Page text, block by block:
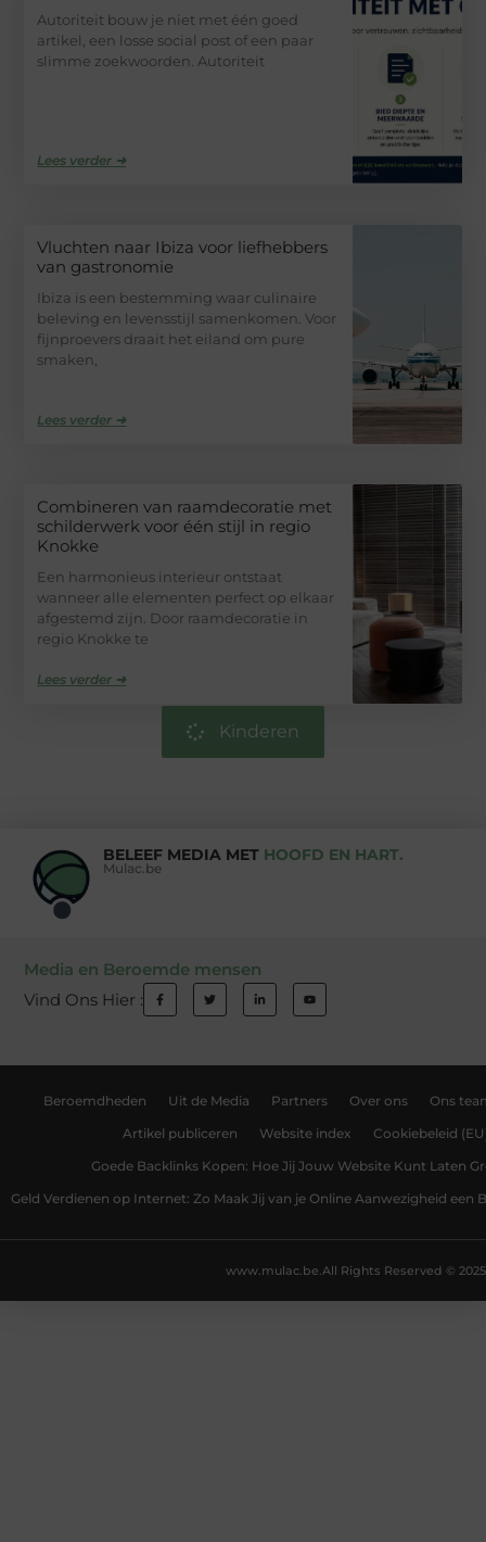
Autoriteit bouw je niet met één goed
artikel, een losse social post of een paar
slimme zoekwoorden. Autoriteit
Lees verder ➜
Vluchten naar Ibiza voor liefhebbers
van gastronomie
Ibiza is een bestemming waar culinaire
beleving en levensstijl samenkomen. Voor
fijnproevers draait het eiland om pure
smaken,
Lees verder ➜
Combineren van raamdecoratie met
schilderwerk voor één stijl in regio
Knokke
Een harmonieus interieur ontstaat
wanneer alle elementen perfect op elkaar
afgestemd zijn. Door raamdecoratie in
regio Knokke te
Lees verder ➜
Kinderen
BELEEF MEDIA MET HOOFD EN HART.
Mulac.be
Media en Beroemde mensen
Vind Ons Hier :
Beroemdheden Uit de Media Partners Over ons Ons
Artikel publiceren Website index Cookiebeleid
Goede Backlinks Kopen: Hoe Jij Jouw Website Kunt Laten
Geld Verdienen op Internet: Zo Maak Jij van je Online Aanwezigheid een
All Rights Reserved © 2025
www.mulac.be.